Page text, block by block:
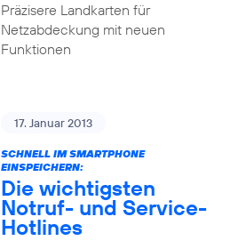
Präzisere Landkarten für
Netzabdeckung mit neuen
Funktionen
17. Januar 2013
SCHNELL IM SMARTPHONE
EINSPEICHERN:
Die wichtigsten
Notruf- und Service-
Hotlines